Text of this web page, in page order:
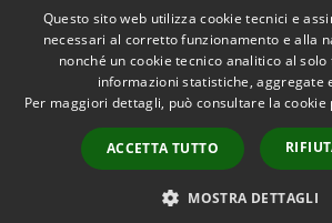
Accessibilità
Borgo
Questo sito web utilizza cookie tecnici e
necessari al corretto funzionamento e alla
nonché un cookie tecnico analitico al
informazioni statistiche, aggregate
Per maggiori dettagli, può consultare la cookie
ACCETTA TUTTO
MOSTRA DETTAGLI